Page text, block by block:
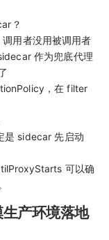
？
用者没用被调用者
作为兜底代理
，在 filter
是 sidecar 先启动
可以确
产环境落地